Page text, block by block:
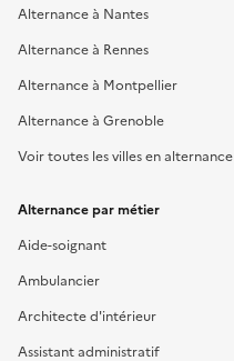
Alternance à Nantes
Alternance à Rennes
Alternance à Montpellier
Alternance à Grenoble
Voir toutes les villes en alternance
Alternance par métier
Aide-soignant
Ambulancier
Architecte d'intérieur
Assistant administratif